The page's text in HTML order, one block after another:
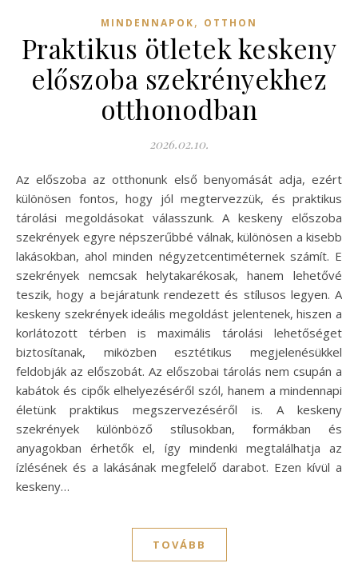
MINDENNAPOK, OTTHON
Praktikus ötletek keskeny
előszoba szekrényekhez
otthonodban
2026.02.10.
Az előszoba az otthonunk első benyomását adja, ezért
különösen fontos, hogy jól megtervezzük, és praktikus
tárolási megoldásokat válasszunk. A keskeny előszoba
szekrények egyre népszerűbbé válnak, különösen a kisebb
lakásokban, ahol minden négyzetcentiméternek számít. E
szekrények nemcsak helytakarékosak, hanem lehetővé
teszik, hogy a bejáratunk rendezett és stílusos legyen. A
keskeny szekrények ideális megoldást jelentenek, hiszen a
korlátozott térben is maximális tárolási lehetőséget
biztosítanak, miközben esztétikus megjelenésükkel
feldobják az előszobát. Az előszobai tárolás nem csupán a
kabátok és cipők elhelyezéséről szól, hanem a mindennapi
életünk praktikus megszervezéséről is. A keskeny
szekrények különböző stílusokban, formákban és
anyagokban érhetők el, így mindenki megtalálhatja az
ízlésének és a lakásának megfelelő darabot. Ezen kívül a
keskeny…
TOVÁBB